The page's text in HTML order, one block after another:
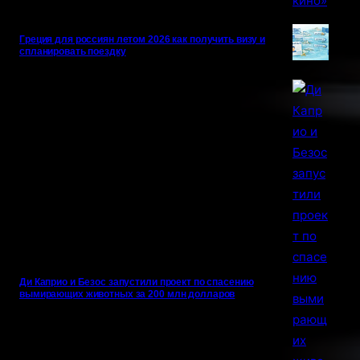
Греция для россиян летом 2026 как получить визу и
спланировать поездку
Ди Каприо и Безос запустили проект по спасению
вымирающих животных за 200 млн долларов